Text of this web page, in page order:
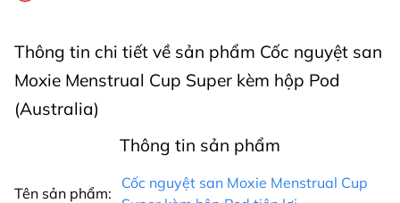
Thông tin chi tiết về sản phẩm Cốc nguyệt san
Moxie Menstrual Cup Super kèm hộp Pod
(Australia)
Thông tin sản phẩm
Tên sản phẩm:
Cốc nguyệt san Moxie Menstrual Cup